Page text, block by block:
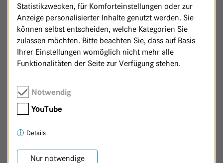
Zurück zur Patenschaftsseite
Statistikzwecken, für Komforteinstellungen oder zur
Anzeige personalisierter Inhalte genutzt werden. Sie
können selbst entscheiden, welche Kategorien Sie
zulassen möchten. Bitte beachten Sie, dass auf Basis
Ihrer Einstellungen womöglich nicht mehr alle
Funktionalitäten der Seite zur Verfügung stehen.
Notwendig
YouTube
Details
Nur notwendige